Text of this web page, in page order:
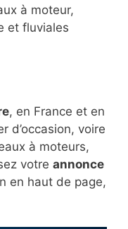
à moteur,
et fluviales
, en France et en
d’occasion, voire
à moteurs,
votre annonce
en haut de page,